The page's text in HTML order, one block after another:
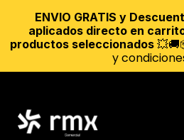
ENVIO GRATIS y
aplicados directo en
productos seleccionados
y